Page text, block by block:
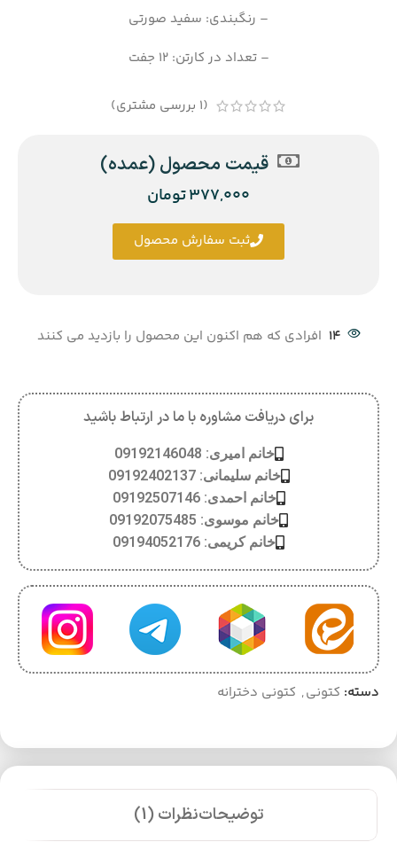
14 افرادی که هم اکنون این محصول را بازدید می کنند
برای دریافت مشاوره با ما در ارتباط باشید
خانم امیری: 09192146048
خانم سلیمانی: 09192402137
خانم احمدی: 09192507146
خانم موسوی: 09192075485
خانم کریمی: 09194052176
دسته: کتونی, کتونی دخترانه
– رنگبندی: سفید صورتی
– تعداد در کارتن: 12 جفت
(
1 بررسی مشتری)
قیمت محصول (عمده)
377,000تومان
ثبت سفارش محصول
توضیحاتنظرات (1)